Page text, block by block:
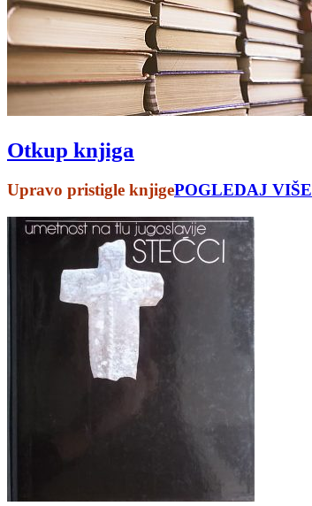
Otkup knjiga
Upravo pristigle knjigePOGLEDAJ VIŠE